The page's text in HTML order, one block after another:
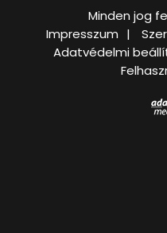
Minden jog
Impresszum
Adatvédelmi